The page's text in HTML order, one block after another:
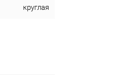
круглая